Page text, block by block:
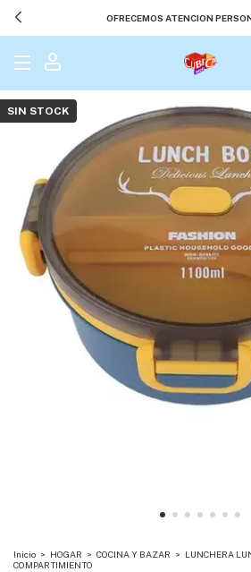
OFRECEMOS ATENCION
SIN STOCK
Inicio > HOGAR > COCINA Y BAZAR > LUNCHERA
COMPARTIMIENTO